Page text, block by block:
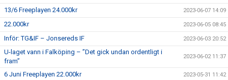
13/6 Freeplayen 24.000kr 2023-06-07 14:09
22.000kr 2023-06-05 08:45
Inför: TG&IF – Jonsereds IF 2023-06-03 20:52
U-laget vann i Falköping – ”Det gick undan ordentligt i
fram”
2023-06-02 11:37
6 Juni Freeplayen 22.000kr 2023-05-31 11:42